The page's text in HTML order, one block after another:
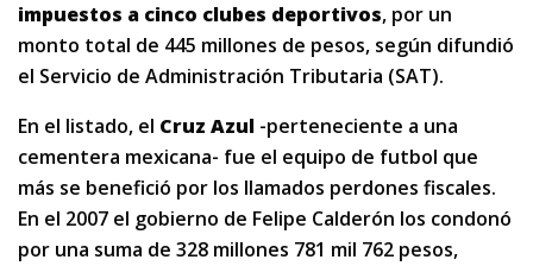
impuestos a cinco clubes deportivos, por un
monto total de 445 millones de pesos, según difundió
el Servicio de Administración Tributaria (SAT).
En el listado, el Cruz Azul -perteneciente a una
cementera mexicana- fue el equipo de futbol que
más se benefició por los llamados perdones fiscales.
En el 2007 el gobierno de Felipe Calderón los condonó
por una suma de 328 millones 781 mil 762 pesos,